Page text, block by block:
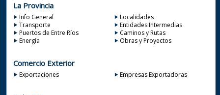
La Provincia
Info General
Localidades
Transporte
Entidades Intermedias
Puertos de Entre Ríos
Caminos y Rutas
Energía
Obras y Proyectos
Comercio Exterior
Exportaciones Empresas Exportadoras